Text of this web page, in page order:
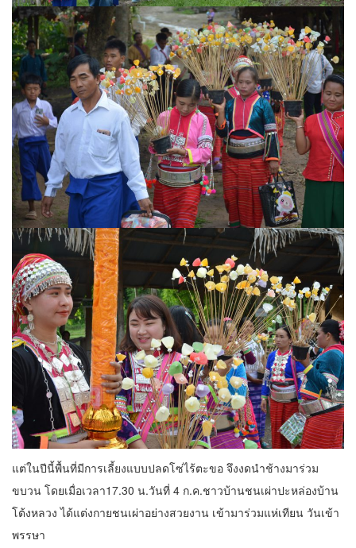
แต่ในปีนี้พื้นที่มีการเลี้ยงแบบปลดโซ่ไร้ตะขอ จึงงดนำช้างมาร่วม
ขบวน โดยเมื่อเวลา17.30 น.วันที่ 4 ก.ค.ชาวบ้านชนเผ่าปะหล่องบ้าน
โต้งหลวง ได้แต่งกายชนเผ่าอย่างสวยงาน เข้ามาร่วมแห่เทียน วันเข้า
พรรษา